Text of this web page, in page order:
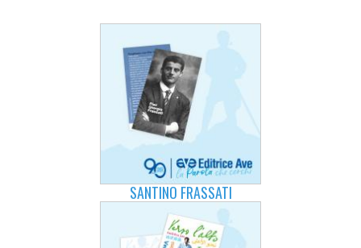
SANTINO FRASSATI